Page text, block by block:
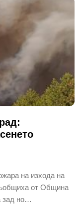
на изхода на
от Община
зад но…